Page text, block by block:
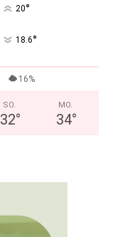
20°
18.6°
16%
SO.
32°
MO.
34°